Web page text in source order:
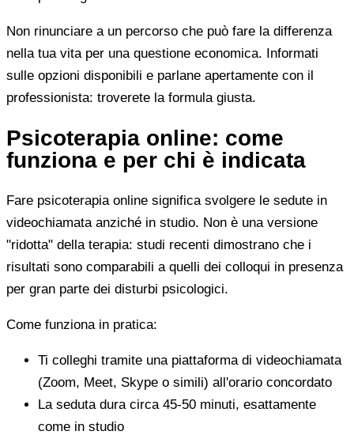
Non rinunciare a un percorso che può fare la differenza
nella tua vita per una questione economica. Informati
sulle opzioni disponibili e parlane apertamente con il
professionista: troverete la formula giusta.
Psicoterapia online: come
funziona e per chi è indicata
Fare psicoterapia online significa svolgere le sedute in
videochiamata anziché in studio. Non è una versione
"ridotta" della terapia: studi recenti dimostrano che i
risultati sono comparabili a quelli dei colloqui in presenza
per gran parte dei disturbi psicologici.
Come funziona in pratica:
Ti colleghi tramite una piattaforma di videochiamata
(Zoom, Meet, Skype o simili) all'orario concordato
La seduta dura circa 45-50 minuti, esattamente
come in studio